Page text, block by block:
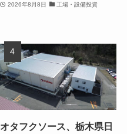
2026年8月8日 工場・設備投資
オタフクソース、栃木県日